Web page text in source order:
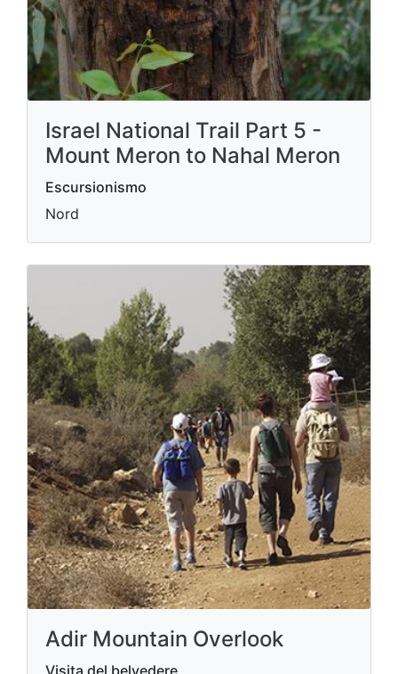
Israel National Trail Part 5 -
Mount Meron to Nahal Meron
Escursionismo
Nord
Adir Mountain Overlook
Visita del belvedere